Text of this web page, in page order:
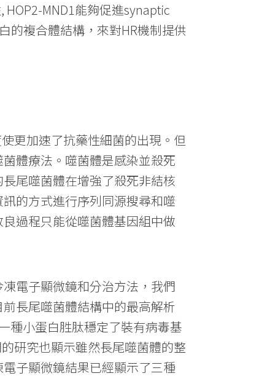
MND1能夠促進synaptic
的複合體結構，來對HR機制提供
更加速了抗藥性細菌的出現。但
體療法。噬菌體是感染並殺死
尾噬菌體在增強了殺死非結核
的方式進行序列同源搜尋和噬
過程只能從噬菌體基因組中做
電子顯微鏡和分治方法，我們
長尾噬菌體結構中的最高解析
種小蛋白胜肽穩定了裝有病毒基
研究也顯示雖然長尾噬菌體的整
子顯微鏡結果已經顯示了三種